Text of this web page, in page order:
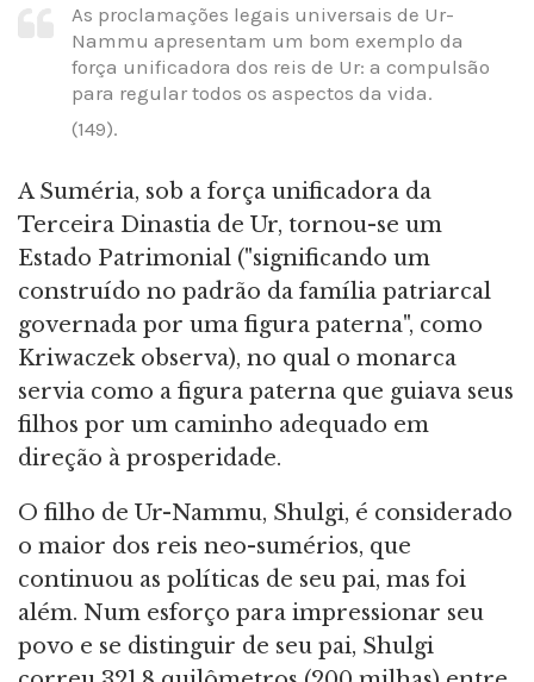
As proclamações legais universais de Ur-
Nammu apresentam um bom exemplo da
força unificadora dos reis de Ur: a compulsão
para regular todos os aspectos da vida.
(149).
A Suméria, sob a força unificadora da
Terceira Dinastia de Ur, tornou-se um
Estado Patrimonial ("significando um
construído no padrão da família patriarcal
governada por uma figura paterna", como
Kriwaczek observa), no qual o monarca
servia como a figura paterna que guiava seus
filhos por um caminho adequado em
direção à prosperidade.
O filho de Ur-Nammu, Shulgi, é considerado
o maior dos reis neo-sumérios, que
continuou as políticas de seu pai, mas foi
além. Num esforço para impressionar seu
povo e se distinguir de seu pai, Shulgi